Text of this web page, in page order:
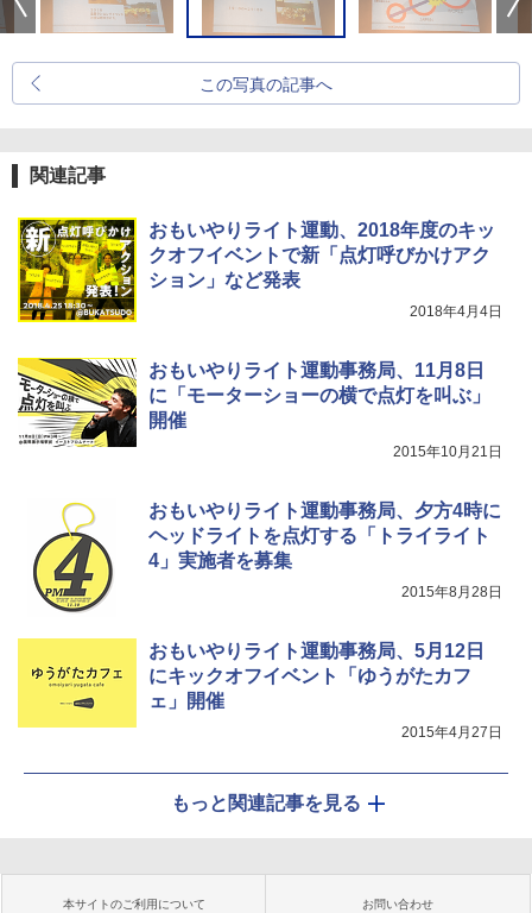
この写真の記事へ
関連記事
おもいやりライト運動、2018年度のキッ
クオフイベントで新「点灯呼びかけアク
ション」など発表
2018年4月4日
おもいやりライト運動事務局、11月8日
に「モーターショーの横で点灯を叫ぶ」
開催
2015年10月21日
おもいやりライト運動事務局、夕方4時に
ヘッドライトを点灯する「トライライト
4」実施者を募集
2015年8月28日
おもいやりライト運動事務局、5月12日
にキックオフイベント「ゆうがたカフ
ェ」開催
2015年4月27日
もっと関連記事を見る
本サイトのご利用について お問い合わせ